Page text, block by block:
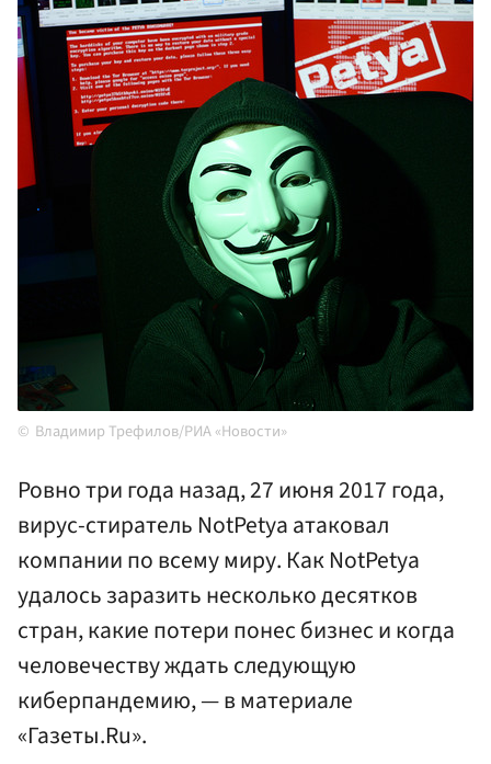
Владимир Трефилов/РИА «Новости»
Ровно три года назад, 27 июня 2017 года,
вирус-стиратель NotPetya атаковал
компании по всему миру. Как NotPetya
удалось заразить несколько десятков
стран, какие потери понес бизнес и когда
человечеству ждать следующую
киберпандемию, — в материале
«Газеты.Ru».